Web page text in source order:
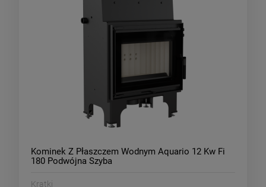
Kominek Z Płaszczem Wodnym Aquario 12 Kw Fi
180 Podwójna Szyba
Kratki